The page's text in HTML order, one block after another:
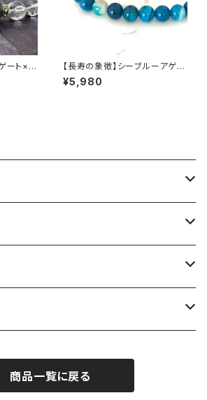
ート×ヒ
【長寿の象徴】シーブルーアゲー
ト（縞メノウ） 8mm珠 ブレスレ
ット
¥5,980
晶）
水晶）
商品一覧に戻る